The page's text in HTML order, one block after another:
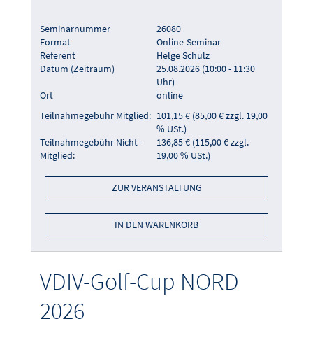
Seminarnummer
26080
Format
Online-Seminar
Referent
Helge Schulz
Datum (Zeitraum)
25.08.2026 (10:00 - 11:30
Uhr)
Ort
online
Teilnahmegebühr Mitglied: 101,15 € (85,00 € zzgl. 19,00
% USt.)
Teilnahmegebühr Nicht-
Mitglied:
136,85 € (115,00 € zzgl.
19,00 % USt.)
ZUR VERANSTALTUNG
IN DEN WARENKORB
VDIV-Golf-Cup NORD
2026